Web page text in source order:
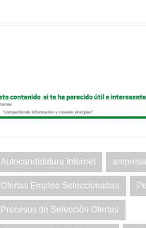
Autocandidatura Internet empresa
Ofertas Empleo Seleccionadas
Procesos de Selección Ofertas